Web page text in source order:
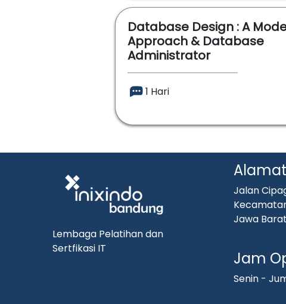
Database Design : A
Approach & Database
Administrator
1 Hari
Lembaga Pelatihan dan
Sertfikasi IT
Alamat
Jalan
Jawa Barat
Jam
Senin -